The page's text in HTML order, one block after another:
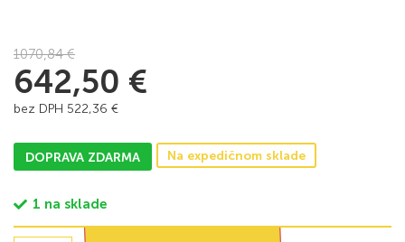
1070,84€
642,50 €
bez DPH 522,36 €
DOPRAVA ZDARMA Na expedičnom sklade
1 na sklade